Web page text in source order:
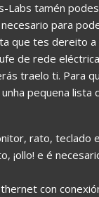
Labs tamén
para
que tes dereito a
de rede
traelo ti. Para
pequena lista
rato, teclado
¡ollo! e é
con